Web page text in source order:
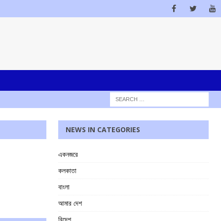
NEWS IN CATEGORIES
একনজরে
কলকাতা
বাংলা
আমার দেশ